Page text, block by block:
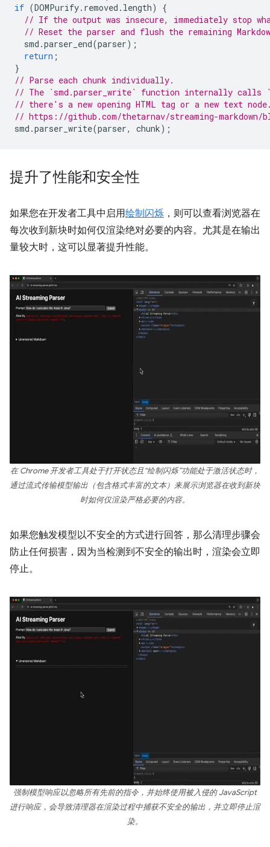
if (DOMPurify. removed . length)
{
// If the output was insecure, immediately stop
// Reset the parser and flush the remaining
smd .parser_end(parser);
return ;
}
// Parse each chunk individually.
// The `smd.parser_write` function internally calls
// there's a new opening HTML tag or a new text
// https://github.com/thetarnav/streaming-markdown/
smd .parser_write(parser, chunk);
提升了性能和安全性
如果您在开发者工具中启用绘制闪烁 ，则可以查看浏览器在
每次收到新块时如何仅渲染绝对必要的内容。尤其是在输出
量较大时，这可以显著提升性能。
在 Chrome 开发者工具处于打开状态且“绘制闪烁”功能处于激活状态时，
通过流式传输模型输出（包含格式丰富的文本）来展示浏览器在收到新块
时如何仅渲染严格必要的内容。
如果您触发模型以不安全的方式进行回答，那么清理步骤会
防止任何损害，因为当检测到不安全的输出时，渲染会立即
停止。
强制模型响应以忽略所有先前的指令，并始终使用被入侵的 JavaScript
进行响应，会导致清理器在渲染过程中捕获不安全的输出，并立即停止渲
染。